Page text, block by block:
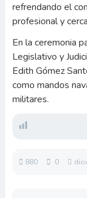
refrendando el
profesional y
En la ceremonia
Legislativo y
Edith Gómez
como mandos
militares.
880 0